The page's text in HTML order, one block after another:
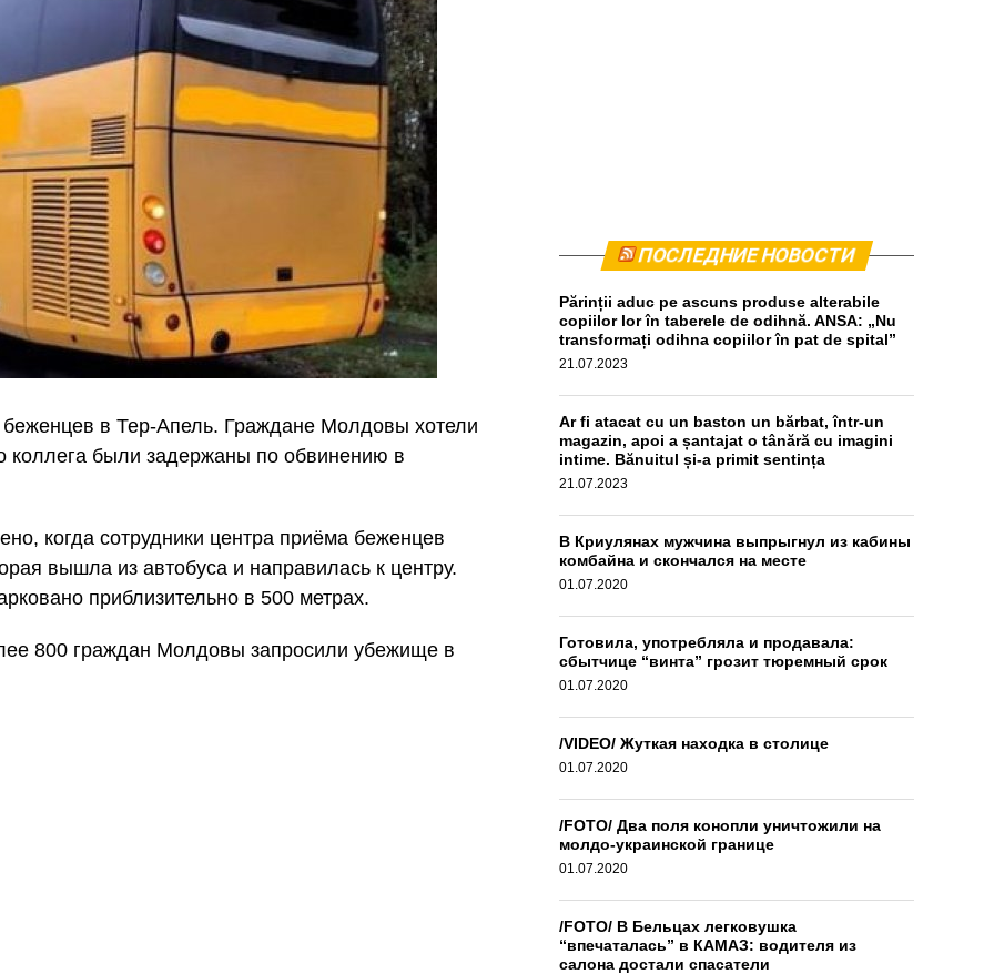
в Тер-Апель. Граждане Молдовы хотели
коллега были задержаны по обвинению в
когда сотрудники центра приёма беженцев
вышла из автобуса и направилась к центру.
приблизительно в 500 метрах.
800 граждан Молдовы запросили убежище в
ПОСЛЕДНИЕ НОВОСТИ
Părinții aduc pe ascuns produse alterabile
copiilor lor în taberele de odihnă. ANSA: „Nu
transformați odihna copiilor în pat de spital”
21.07.2023
Ar fi atacat cu un baston un bărbat, într-un
magazin, apoi a șantajat o tânără cu imagini
intime. Bănuitul și-a primit sentința
21.07.2023
В Криулянах мужчина выпрыгнул из кабины
комбайна и скончался на месте
01.07.2020
Готовила, употребляла и продавала:
сбытчице “винта” грозит тюремный срок
01.07.2020
/VIDEO/ Жуткая находка в столице
01.07.2020
/FOTO/ Два поля конопли уничтожили на
молдо-украинской границе
01.07.2020
/FOTO/ В Бельцах легковушка
“впечаталась” в КАМАЗ: водителя из
салона достали спасатели